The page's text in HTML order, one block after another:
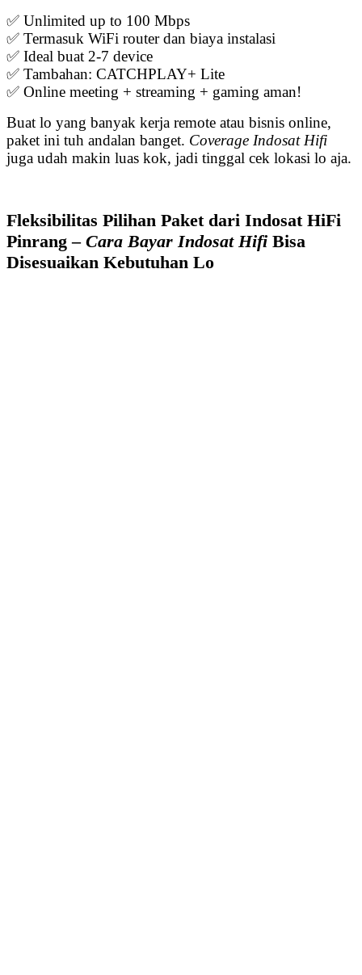
✅ Unlimited up to 100 Mbps
✅ Termasuk WiFi router dan biaya instalasi
✅ Ideal buat 2-7 device
✅ Tambahan: CATCHPLAY+ Lite
✅ Online meeting + streaming + gaming aman!
Buat lo yang banyak kerja remote atau bisnis online,
paket ini tuh andalan banget. Coverage Indosat Hifi
juga udah makin luas kok, jadi tinggal cek lokasi lo aja.
Fleksibilitas Pilihan Paket dari Indosat HiFi
Pinrang – Cara Bayar Indosat Hifi Bisa
Disesuaikan Kebutuhan Lo